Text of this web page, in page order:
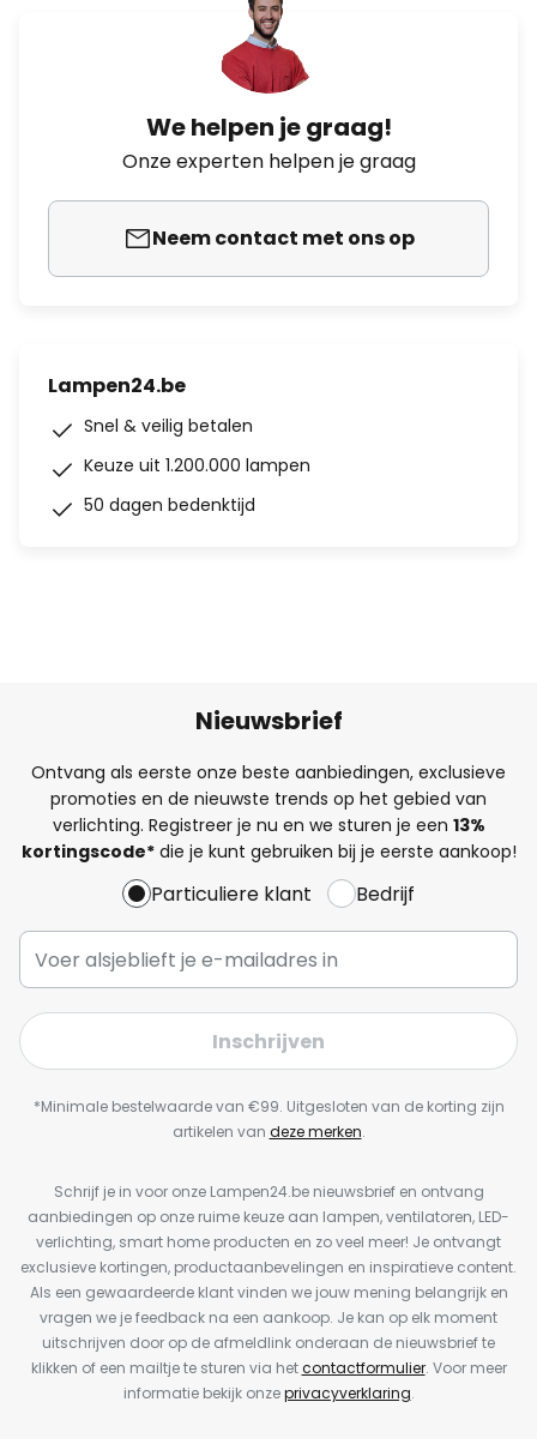
We helpen je graag!
Onze experten helpen je graag
Neem contact met ons op
Lampen24.be
Snel & veilig betalen
Keuze uit 1.200.000 lampen
50 dagen bedenktijd
Nieuwsbrief
Ontvang als eerste onze beste aanbiedingen, exclusieve
promoties en de nieuwste trends op het gebied van
verlichting. Registreer je nu en we sturen je een 13%
kortingscode*die je kunt gebruiken bij je eerste aankoop!
Particuliere klant Bedrijf
Inschrijven
*Minimale bestelwaarde van €99. Uitgesloten van de korting zijn
artikelen van deze merken.
Schrijf je in voor onze Lampen24.be nieuwsbrief en ontvang
aanbiedingen op onze ruime keuze aan lampen, ventilatoren, LED-
verlichting, smart home producten en zo veel meer! Je ontvangt
exclusieve kortingen, productaanbevelingen en inspiratieve content.
Als een gewaardeerde klant vinden we jouw mening belangrijk en
vragen we je feedback na een aankoop. Je kan op elk moment
uitschrijven door op de afmeldlink onderaan de nieuwsbrief te
klikken of een mailtje te sturen via hetcontactformulier. Voor meer
informatie bekijk onzeprivacyverklaring.